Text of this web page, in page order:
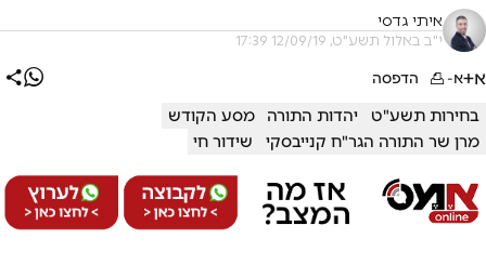
איתי גדסי
י"ב באלול תשע"ט, 12/09/19 17:39
א+א- הדפסה
בחירות תשע"ט יהדות התורה
מסע הקודש
מרן שר התורה הגר"ח קנייבסקי
שידור חי